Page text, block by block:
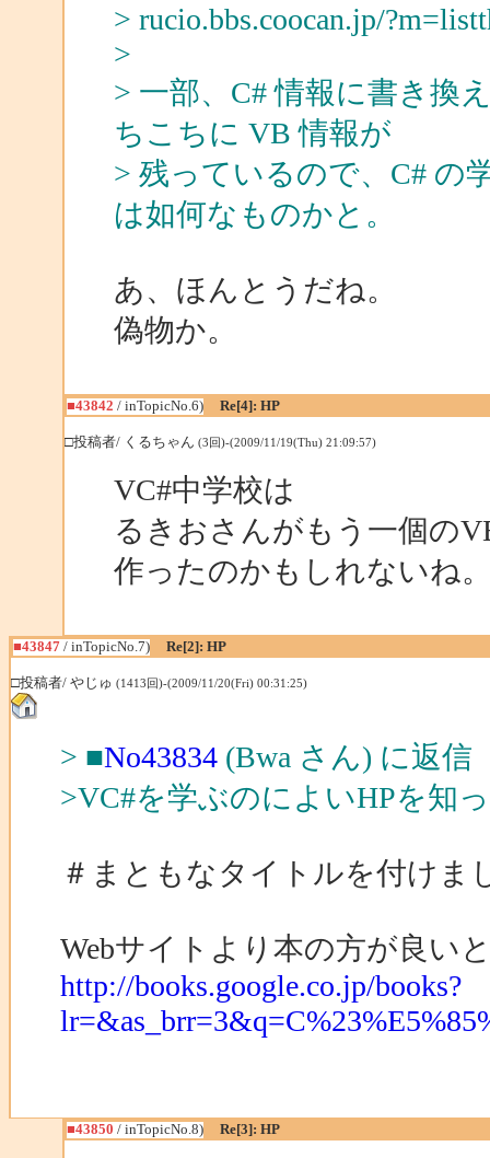
> rucio.bbs.coocan.jp/
>
> 一部、C# 情報に書き換
ちこちに VB 情報が
> 残っているので、C# の
は如何なものかと。
あ、ほんとうだね。
偽物か。
■43842 / inTopicNo.6) Re[4]: HP
□投稿者/ くるちゃん (3回)-(2009/11/19(Thu) 21:09:57)
VC#中学校は
るきおさんがもう一個の
作ったのかもしれないね
■43847 / inTopicNo.7) Re[2]: HP
□投稿者/ やじゅ (1413回)-(2009/11/20(Fri) 00:31:25)
> ■No43834 (Bwa さん) に返信
>VC#を学ぶのによいHPを知
＃まともなタイトルを付けま
Webサイトより本の方が良い
http://books.google.co.jp/books?
■43850 / inTopicNo.8) Re[3]: HP